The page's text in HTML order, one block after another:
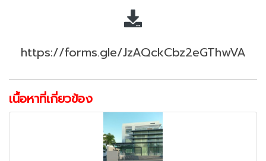
https://forms.gle/JzAQckCbz2eGThwVA
เนื้อหาที่เกี่ยวข้อง